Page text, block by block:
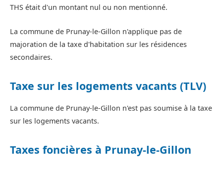
THS était d'un montant nul ou non mentionné.
La commune de Prunay-le-Gillon n'applique pas de
majoration de la taxe d'habitation sur les résidences
secondaires.
Taxe sur les logements vacants (TLV)
La commune de Prunay-le-Gillon n'est pas soumise à la taxe
sur les logements vacants.
Taxes foncières à Prunay-le-Gillon